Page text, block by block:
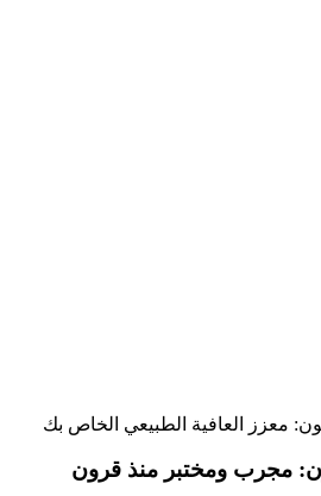
معزز العافية الطبيعي الخاص بك
مجرب ومختبر منذ قرون